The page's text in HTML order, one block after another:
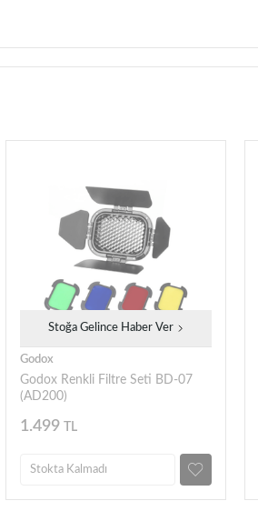
Stoğa Gelince Haber Ver
Godox
Godox Renkli Filtre Seti BD-07
(AD200)
1.499 TL
Stokta Kalmadı